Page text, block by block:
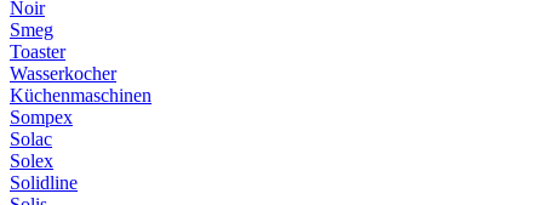
Noir
Smeg
Toaster
Wasserkocher
Küchenmaschinen
Sompex
Solac
Solex
Solidline